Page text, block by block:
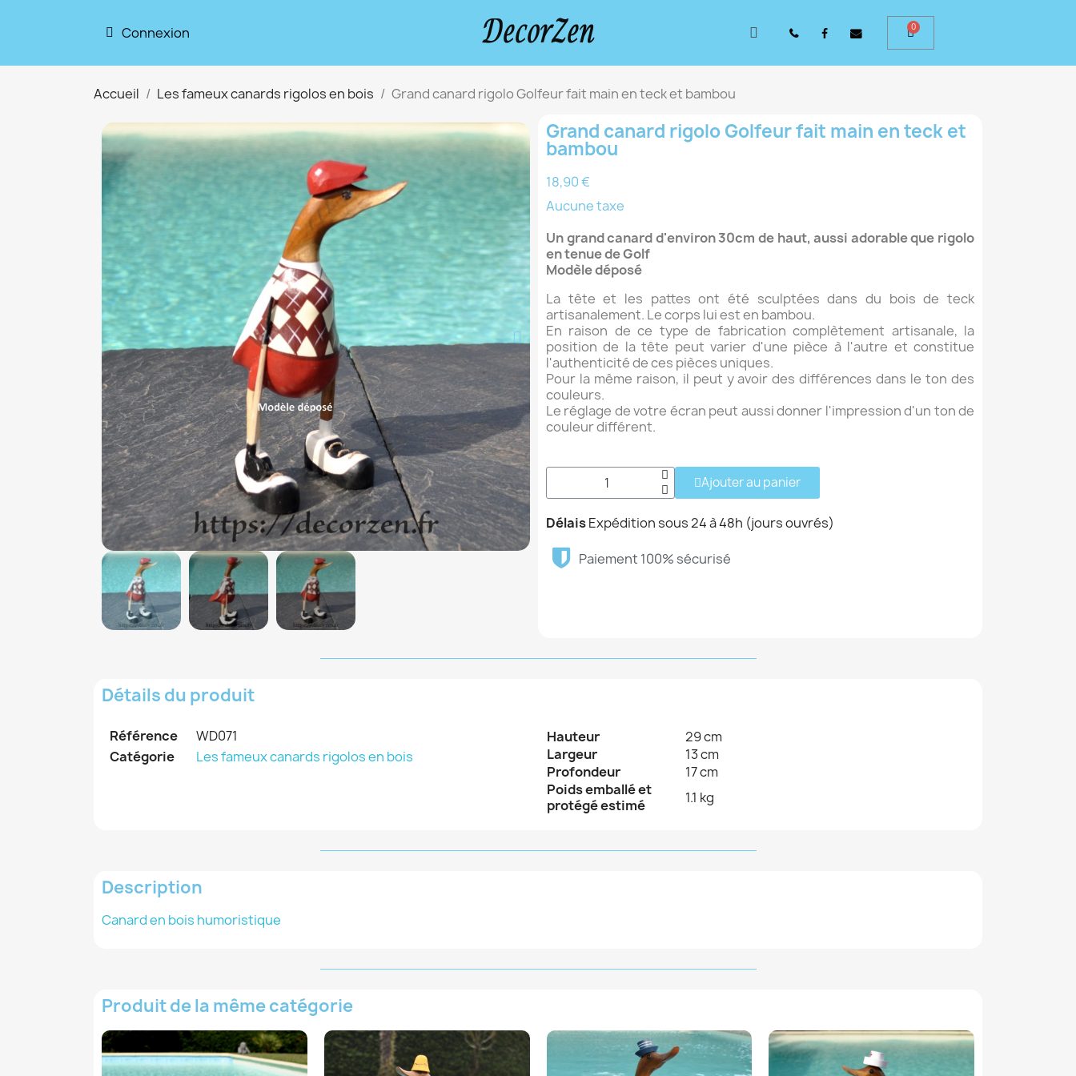
Connexion
Accueil Les fameux canards rigolos en bois Grand canard rigolo Golfeur fait main en teck et bambou
Grand canard rigolo Golfeur fait main en teck et
bambou
18,90 €
Aucune taxe
Un grand canard d'environ 30cm de haut, aussi adorable que rigolo
en tenue de Golf
Modèle déposé
La tête et les pattes ont été sculptées dans du bois de teck
artisanalement. Le corps lui est en bambou.
En raison de ce type de fabrication complètement artisanale, la
position de la tête peut varier d'une pièce à l'autre et constitue
l'authenticité de ces pièces uniques.
Pour la même raison, il peut y avoir des différences dans le ton des
couleurs.
Le réglage de votre écran peut aussi donner l'impression d'un ton de
couleur différent.
Ajouter au panier
DélaisExpédition sous 24 à 48h (jours ouvrés)
Paiement 100% sécurisé
Détails du produit
Référence
WD071
Catégorie
Les fameux canards rigolos en bois
Hauteur
29 cm
Largeur
13 cm
Profondeur
17 cm
Poids emballé et
protégé estimé
1.1 kg
Description
Canard en bois humoristique
Produit de la même catégorie